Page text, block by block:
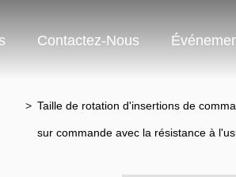
Contactez-Nous
> Taille de rotation d'insertions de
sur commande avec la résistance à